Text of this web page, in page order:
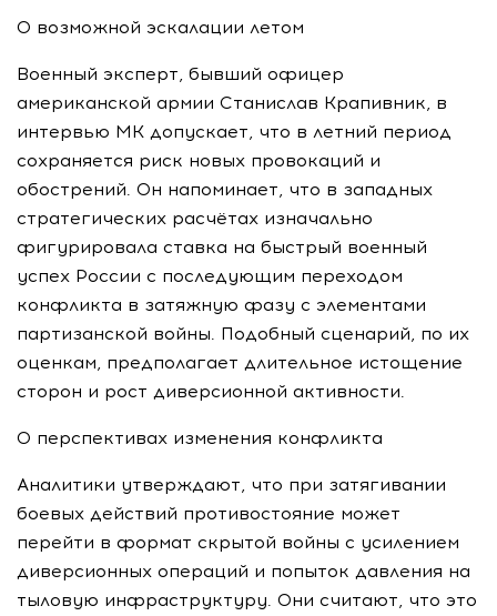
О возможной эскалации летом
Военный эксперт, бывший офицер
американской армии Станислав Крапивник, в
интервью МК допускает, что в летний период
сохраняется риск новых провокаций и
обострений. Он напоминает, что в западных
стратегических расчётах изначально
фигурировала ставка на быстрый военный
успех России с последующим переходом
конфликта в затяжную фазу с элементами
партизанской войны. Подобный сценарий, по их
оценкам, предполагает длительное истощение
сторон и рост диверсионной активности.
О перспективах изменения конфликта
Аналитики утверждают, что при затягивании
боевых действий противостояние может
перейти в формат скрытой войны с усилением
диверсионных операций и попыток давления на
тыловую инфраструктуру. Они считают, что это